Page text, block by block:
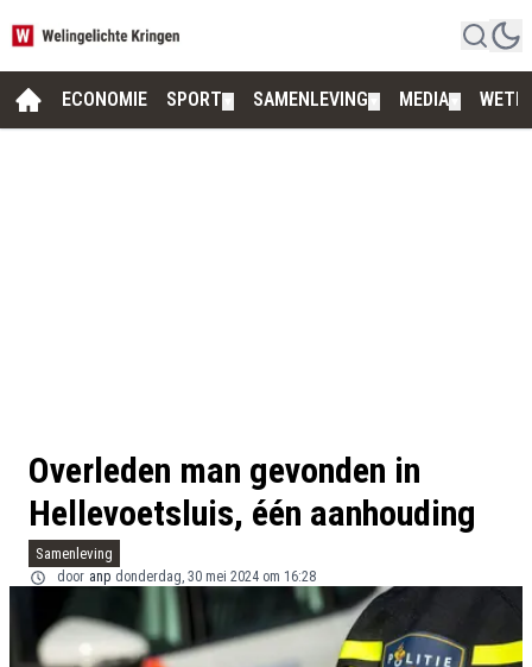
ECONOMIE SPORT SAMENLEVING MEDIA
Overleden man gevonden in
Hellevoetsluis, één aanhouding
Samenleving
door anp donderdag, 30 mei 2024 om 16:28